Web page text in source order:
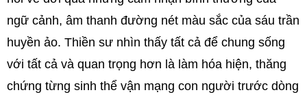
ngữ cảnh, âm thanh đường nét màu sắc của sáu trần
huyền ảo. Thiền sư nhìn thấy tất cả để chung sống
với tất cả và quan trọng hơn là làm hóa hiện, thăng
chứng từng sinh thể vận mạng con người trước dòng